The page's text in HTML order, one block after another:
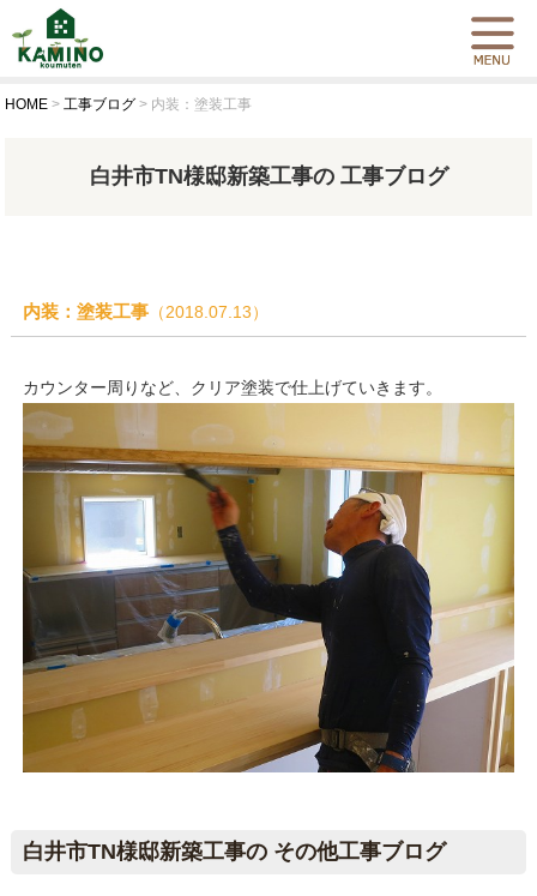
HOME >工事ブログ > 内装：塗装工事
白井市TN様邸新築工事の 工事ブログ
内装：塗装工事（2018.07.13）
カウンター周りなど、クリア塗装で仕上げていきます。
白井市TN様邸新築工事の その他工事ブログ